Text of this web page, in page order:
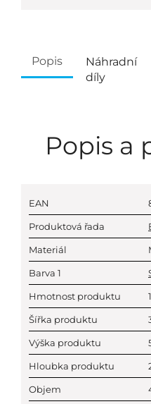
Popis
Náhradní
díly
Popis a
EAN
Produktová řada
Materiál
Barva 1
Hmotnost produktu
Šířka produktu
Výška produktu
Hloubka produktu
Objem